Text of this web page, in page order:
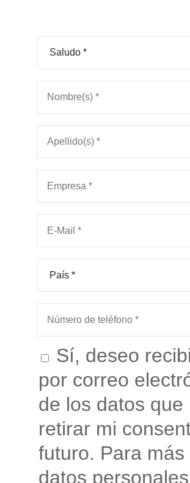
Sí, deseo
por correo
de los datos
retirar mi
futuro. Para
datos